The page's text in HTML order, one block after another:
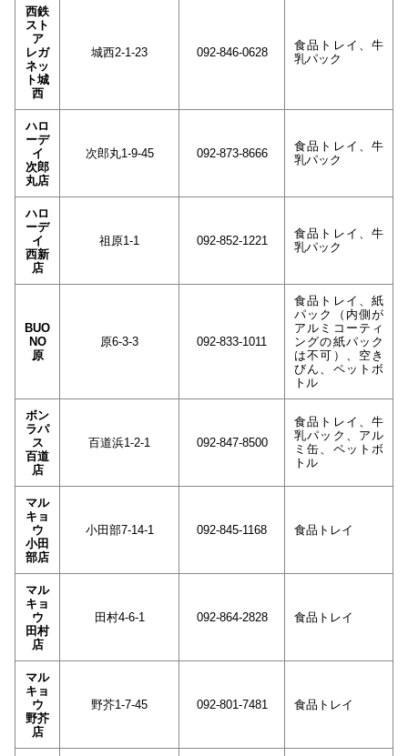
西鉄
スト
ア
レガ
ネッ
ト城
西
城西2-1-23 092-846-0628
食品トレイ、牛
乳パック
ハロ
ーデ
イ
次郎
丸店
次郎丸1-9-45 092-873-8666
食品トレイ、牛
乳パック
ハロ
ーデ
イ
西新
店
祖原1-1 092-852-1221
食品トレイ、牛
乳パック
BUO
NO
原
原6-3-3 092-833-1011
食品トレイ、紙
パック（内側が
アルミコーティ
ングの紙パック
は不可）、空き
びん、ペットボ
トル
ボン
ラパ
ス
百道
店
百道浜1-2-1 092-847-8500
食品トレイ、牛
乳パック、アル
ミ缶、ペットボ
トル
マル
キョ
ウ
小田
部店
小田部7-14-1 092-845-1168 食品トレイ
マル
キョ
ウ
田村
店
田村4-6-1 092-864-2828 食品トレイ
マル
キョ
ウ
野芥
店
野芥1-7-45 092-801-7481 食品トレイ